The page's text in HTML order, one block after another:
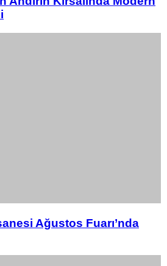
Ağustos Fuarı’nda